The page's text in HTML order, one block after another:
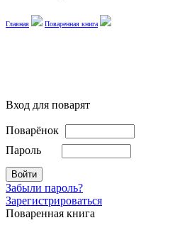
Главная Поваренная книга
Вход для поварят
Поварёнок
Пароль
Забыли пароль?
Зарегистрироваться
Поваренная книга